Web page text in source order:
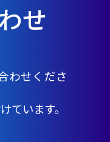
せ
わせくださ
ています。